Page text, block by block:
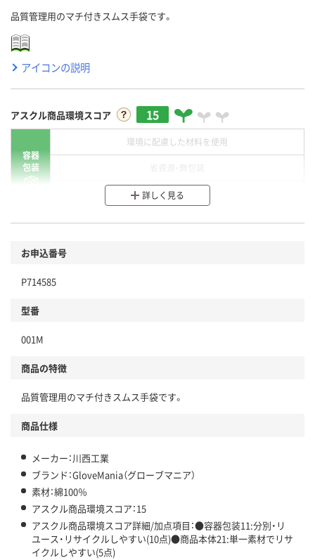
品質管理用のマチ付きスムス手袋です。
アイコンの説明
アスクル商品環境スコア 15
容器
包装
環境に配慮した材料を使用
分別・リサイクルしやすい設計
本体
仕組
この商品の環境配慮ポイントです。下記商品詳細「
詳しく見る
お申込番号
P714585
型番
001M
商品の特徴
品質管理用のマチ付きスムス手袋です。
商品仕様
メーカー：川西工業
ブランド：GloveMania（グローブマニア）
素材：綿100％
アスクル商品環境スコア：15
アスクル商品環境スコア詳細/加点項目：●容器包装11:分別・リ
ユース・リサイクルしやすい(10点)●商品本体21:単一素材でリサ
イクルしやすい(5点)